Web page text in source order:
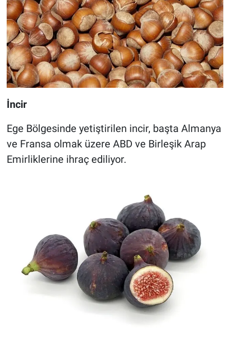
İncir
Ege Bölgesinde yetiştirilen incir, başta Almanya
ve Fransa olmak üzere ABD ve Birleşik Arap
Emirliklerine ihraç ediliyor.